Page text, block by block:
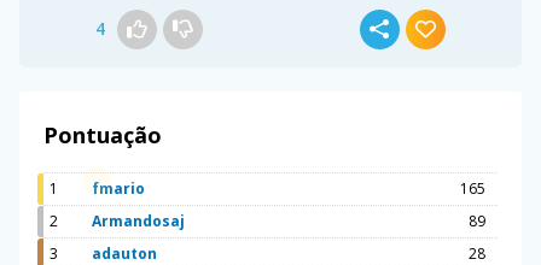
4
Pontuação
1 fmario
165
2
Armandosaj
89
3
adauton
28